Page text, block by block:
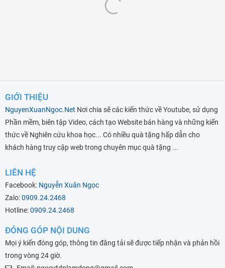
GIỚI THIỆU
NguyenXuanNgoc.Net Nơi chia sẽ các kiến thức về Youtube, sử dụng
Phần mềm, biên tập Video, cách tạo Website bán hàng và những kiến
thức về Nghiên cứu khoa học... Có nhiều quà tặng hấp dẫn cho
khách hàng truy cập web trong chuyên mục quà tặng ...
LIÊN HỆ
Facebook: Nguyễn Xuân Ngọc
Zalo:0909.24.2468
Hotline:0909.24.2468
ĐÓNG GÓP NỘI DUNG
Mọi ý kiến đóng góp, thông tin đăng tải sẽ được tiếp nhận và phản hồi
trong vòng 24 giờ.